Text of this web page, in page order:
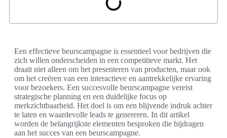
Een effectieve beurscampagne is essentieel voor bedrijven die
zich willen onderscheiden in een competitieve markt. Het
draait niet alleen om het presenteren van producten, maar ook
om het creëren van een interactieve en aantrekkelijke ervaring
voor bezoekers. Een succesvolle beurscampagne vereist
strategische planning en een duidelijke focus op
merkzichtbaarheid. Het doel is om een blijvende indruk achter
te laten en waardevolle leads te genereren. In dit artikel
worden de belangrijkste elementen besproken die bijdragen
aan het succes van een beurscampagne.